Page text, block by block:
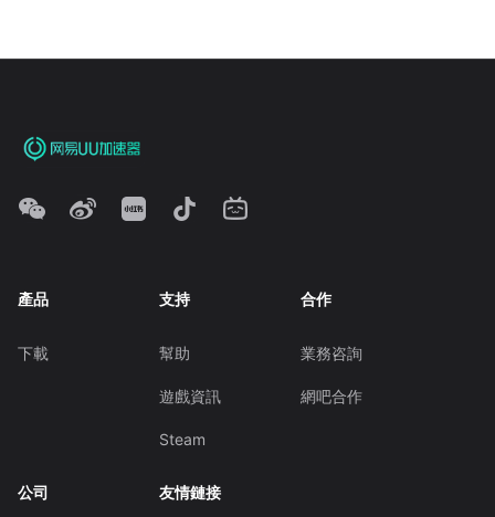
產品
下載
支持
幫助
遊戲資訊
Steam
合作
業務咨詢
網吧合作
公司 友情鏈接